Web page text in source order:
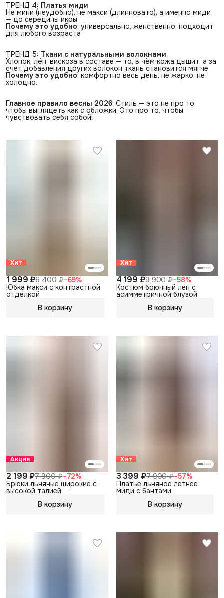
ТРЕНД 4: Платья миди
Не мини (неудобно), не макси (длинновато), а именно миди
— до середины икры
Почему это удобно: универсально, женственно, подходит
для любого возраста
ТРЕНД 5: Ткани с натуральными волокнами
Хлопок, лён, вискоза в составе — то, в чём кожа дышит, а за
счет добавления других волокон ткань становится мягче
Почему это удобно: комфортно весь день, не жарко, не
холодно.
Главное правило весны 2026: Стиль — это не про то,
чтобы выглядеть как с обложки. Это про то, чтобы
чувствовать себя собой!
Хит
1 999 ₽6 400 ₽−69%
Юбка макси с контрастной
отделкой
В корзину
Хит
4 199 ₽9 900 ₽−58%
Костюм брючный лен с
асимметричной блузой
В корзину
Акция
2 199 ₽7 900 ₽−72%
Брюки льняные широкие с
высокой талией
В корзину
Хит
3 399 ₽7 900 ₽−57%
Платье льняное летнее
миди с бантами
В корзину